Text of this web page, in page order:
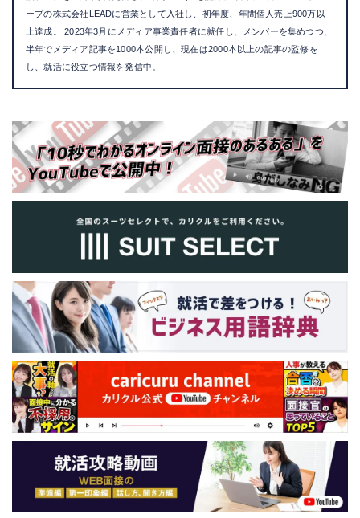
ープの株式会社LEADに営業として入社し、初年度、年間個人売上900万以
上達成。 2023年3月にメディア事業責任者に就任し、メンバーを集めつつ、
半年でメディア記事を1000本公開し、現在は2000本以上の記事の監修を
し、就活に役立つ情報を発信中。